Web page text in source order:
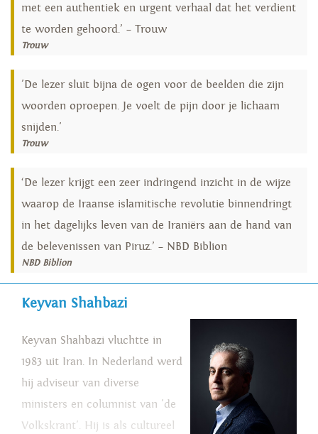
met een authentiek en urgent verhaal dat het verdient
te worden gehoord.’ – Trouw
Trouw
'De lezer sluit bijna de ogen voor de beelden die zijn
woorden oproepen. Je voelt de pijn door je lichaam
snijden.'
Trouw
‘De lezer krijgt een zeer indringend inzicht in de wijze
waarop de Iraanse islamitische revolutie binnendringt
in het dagelijks leven van de Iraniërs aan de hand van
de belevenissen van Piruz.’ – NBD Biblion
NBD Biblion
Keyvan Shahbazi
Keyvan Shahbazi vluchtte in
1983 uit Iran. In Nederland werd
hij adviseur van diverse
ministers en columnist van 'de
Volkskrant'. Hij is als cultureel